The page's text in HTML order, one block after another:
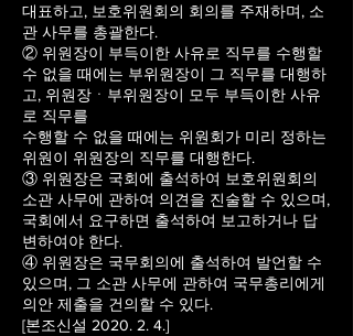
대표하고, 보호위원회의 회의를 주재하며, 소
관 사무를 총괄한다.
② 위원장이 부득이한 사유로 직무를 수행할
수 없을 때에는 부위원장이 그 직무를 대행하
고, 위원장ㆍ부위원장이 모두 부득이한 사유
로 직무를
수행할 수 없을 때에는 위원회가 미리 정하는
위원이 위원장의 직무를 대행한다.
③ 위원장은 국회에 출석하여 보호위원회의
소관 사무에 관하여 의견을 진술할 수 있으며,
국회에서 요구하면 출석하여 보고하거나 답
변하여야 한다.
④ 위원장은 국무회의에 출석하여 발언할 수
있으며, 그 소관 사무에 관하여 국무총리에게
의안 제출을 건의할 수 있다.
[본조신설 2020. 2. 4.]